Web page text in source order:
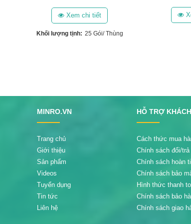
Xem chi tiết
Khối lượng tịnh: 25 Gói/ Thùng
MINRO.VN
Trang chủ
Giới thiệu
Sản phẩm
Videos
Tuyển dụng
Tin tức
Liên hệ
HỖ TRỢ
Cách thức mua
Chính sách đổi/trả
Chính sách hoàn
Chính sách bảo
Hình thức thanh
Chính sách bảo
Chính sách giao